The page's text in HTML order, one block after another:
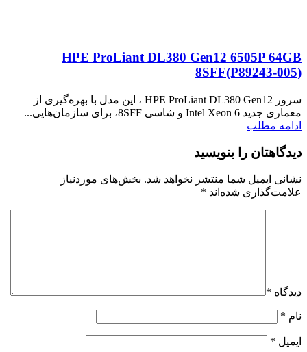
HPE ProLiant DL380 Gen12 6505P 64GB
8SFF(P89243‑005)
سرور HPE ProLiant DL380 Gen12 ، این مدل با بهره‌گیری از
معماری جدید Intel Xeon 6 و شاسی 8SFF، برای سازمان‌هایی...
ادامه مطلب
دیدگاهتان را بنویسید
نشانی ایمیل شما منتشر نخواهد شد. بخش‌های موردنیاز
علامت‌گذاری شده‌اند *
دیدگاه *
نام *
ایمیل *